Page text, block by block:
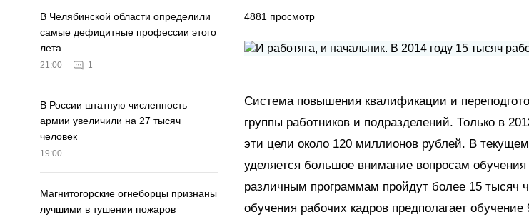
В Челябинской области определили
самые дефицитные профессии этого
лета
21:00 1
В России штатную численность
армии увеличили на 27 тысяч
человек
19:00
Магнитогорские огнеборцы признаны
лучшими в тушении пожаров
4881 просмотр
Система повышения квалификации и
группы работников и подразделений. Только в
эти цели около 120 миллионов рублей. В
уделяется большое внимание вопросам
различным программам пройдут более 15 тысяч
обучения рабочих кадров предполагает